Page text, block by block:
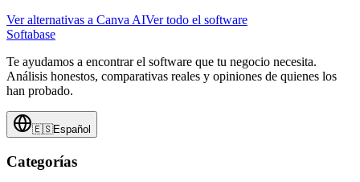
Ver alternativas a Canva AIVer todo el software
Softabase
Te ayudamos a encontrar el software que tu negocio necesita.
Análisis honestos, comparativas reales y opiniones de quienes los
han probado.
🇪🇸Español
Categorías